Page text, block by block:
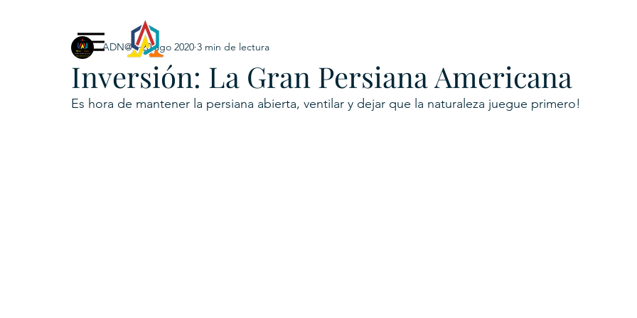
5. CSPINC.TECH 6. HEXAGON GROUP 7. APP LAT-AM/UK-
Exclusive Content ADNPL IGRP LATAM2021
Inversión: La Gran Persiana Americana
ADN@+ 20 ago 2020 3 min de lectura
Es hora de mantener la persiana abierta, ventilar y dejar que la naturaleza juegue primero!